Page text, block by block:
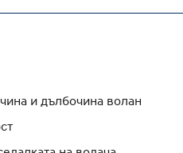
и дълбочина волан